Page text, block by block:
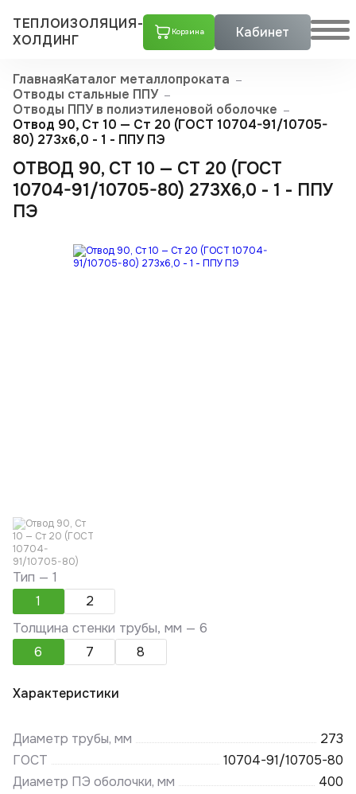
ТЕПЛОИЗОЛЯЦИЯ-
ХОЛДИНГ
Корзина Кабинет
ГлавнаяКаталог металлопроката
Отводы стальные ППУ
Отводы ППУ в полиэтиленовой оболочке
Отвод 90, Ст 10 — Ст 20 (ГОСТ 10704-91/10705-
80) 273x6,0 - 1 - ППУ ПЭ
ОТВОД 90, СТ 10 — СТ 20 (ГОСТ
10704-91/10705-80) 273X6,0 - 1 - ППУ
ПЭ
Тип —1
1
2
Толщина стенки трубы, мм —6
6
7 8
Характеристики
Диаметр трубы, мм
273
ГОСТ
10704-91/10705-80
Диаметр ПЭ оболочки, мм
400